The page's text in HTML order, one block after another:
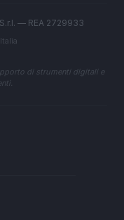
— REA 2729933
di strumenti digitali e